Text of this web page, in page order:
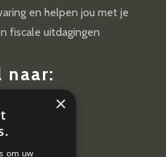
en helpen jou met je
fiscale uitdagingen
naar:
Diensten
×
om uw